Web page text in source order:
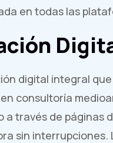
en todas las
digital integral
consultoría
a través de páginas
sin